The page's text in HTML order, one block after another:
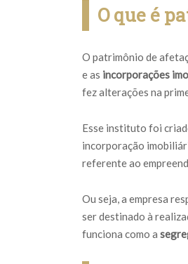
O que é
O patrimônio de
e as incorporações
fez alterações na
Esse instituto foi
incorporação
referente ao
Ou seja, a empresa
ser destinado à
funciona como a